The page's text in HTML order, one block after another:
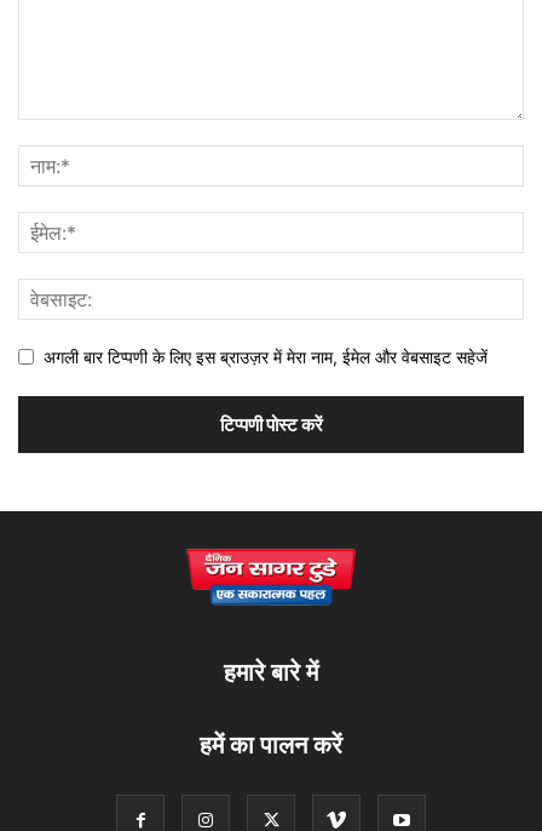
अगली बार टिप्पणी के लिए इस ब्राउज़र में मेरा नाम, ईमेल और वेबसाइट सहेजें
हमारे बारे में
हमें का पालन करें